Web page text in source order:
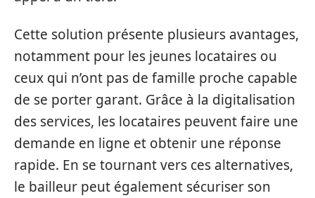
Cette solution présente plusieurs avantages,
notamment pour les jeunes locataires ou
ceux qui n’ont pas de famille proche capable
de se porter garant. Grâce à la digitalisation
des services, les locataires peuvent faire une
demande en ligne et obtenir une réponse
rapide. En se tournant vers ces alternatives,
le bailleur peut également sécuriser son